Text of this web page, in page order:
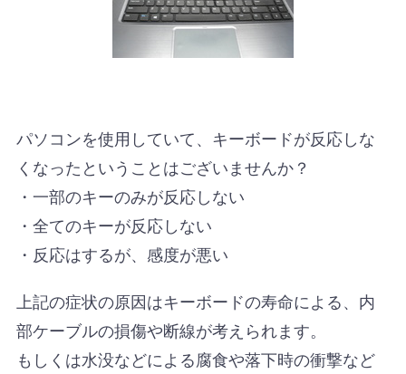
パソコンを使用していて、キーボードが反応しな
くなったということはございませんか？
・一部のキーのみが反応しない
・全てのキーが反応しない
・反応はするが、感度が悪い
上記の症状の原因はキーボードの寿命による、内
部ケーブルの損傷や断線が考えられます。
もしくは水没などによる腐食や落下時の衝撃など